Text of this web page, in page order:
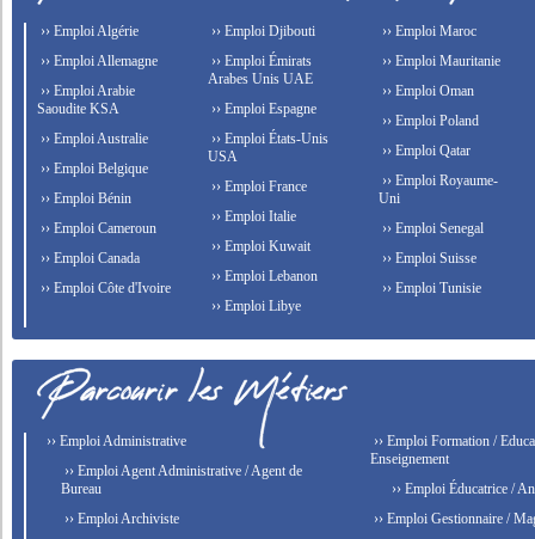
›› Emploi Algérie
›› Emploi Allemagne
›› Emploi Arabie
Saoudite KSA
›› Emploi Australie
›› Emploi Belgique
›› Emploi Bénin
›› Emploi Cameroun
›› Emploi Canada
›› Emploi Côte d'Ivoire
›› Emploi Djibouti
›› Emploi Émirats
Arabes Unis UAE
›› Emploi Espagne
›› Emploi États-Unis
USA
›› Emploi France
›› Emploi Italie
›› Emploi Kuwait
›› Emploi Lebanon
›› Emploi Libye
›› Emploi Maroc
›› Emploi Mauritanie
›› Emploi Oman
›› Emploi Poland
›› Emploi Qatar
›› Emploi Royaume-
Uni
›› Emploi Senegal
›› Emploi Suisse
›› Emploi Tunisie
›› Emploi Administrative
›› Emploi Agent Administrative / Agent de
Bureau
›› Emploi Archiviste
›› Emploi Formation /
Enseignement
›› Emploi Éducatrice /
›› Emploi Gestionnaire /